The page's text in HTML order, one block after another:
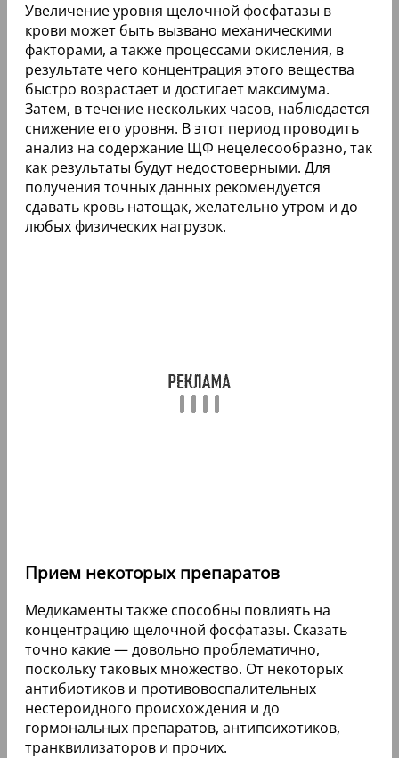
Увеличение уровня щелочной фосфатазы в
крови может быть вызвано механическими
факторами, а также процессами окисления, в
результате чего концентрация этого вещества
быстро возрастает и достигает максимума.
Затем, в течение нескольких часов, наблюдается
снижение его уровня. В этот период проводить
анализ на содержание ЩФ нецелесообразно, так
как результаты будут недостоверными. Для
получения точных данных рекомендуется
сдавать кровь натощак, желательно утром и до
любых физических нагрузок.
Прием некоторых препаратов
Медикаменты также способны повлиять на
концентрацию щелочной фосфатазы. Сказать
точно какие — довольно проблематично,
поскольку таковых множество. От некоторых
антибиотиков и противовоспалительных
нестероидного происхождения и до
гормональных препаратов, антипсихотиков,
транквилизаторов и прочих.